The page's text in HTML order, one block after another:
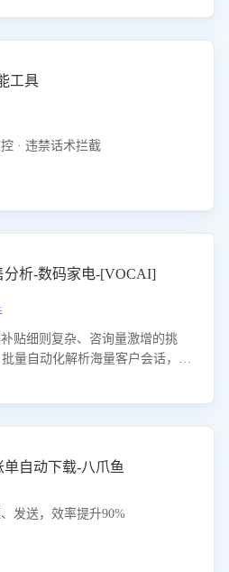
工具
· 违禁话术拦截
分析-数码家电-[VOCAI]
贴细则复杂、咨询量激增的挑
量自动化解析海量客户会话，精
因。同时全面评估客服团队政策
绩。
自动下载-八爪鱼
发送，效率提升90%